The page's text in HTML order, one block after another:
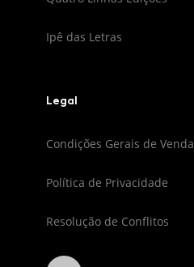
Ipê das Letras
Legal
Condições Gerais de Venda
Política de Privacidade
Resolução de Conflitos